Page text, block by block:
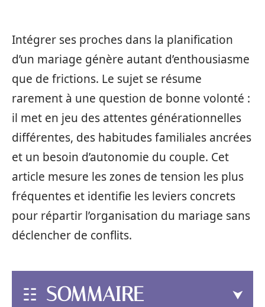
Intégrer ses proches dans la planification
d’un mariage génère autant d’enthousiasme
que de frictions. Le sujet se résume
rarement à une question de bonne volonté :
il met en jeu des attentes générationnelles
différentes, des habitudes familiales ancrées
et un besoin d’autonomie du couple. Cet
article mesure les zones de tension les plus
fréquentes et identifie les leviers concrets
pour répartir l’organisation du mariage sans
déclencher de conflits.
SOMMAIRE